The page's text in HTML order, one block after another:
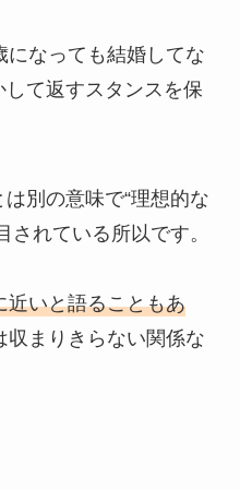
なっても結婚してな
て返すスタンスを保
別の意味で“理想的な
されている所以です。
近いと語ることもあ
まりきらない関係な